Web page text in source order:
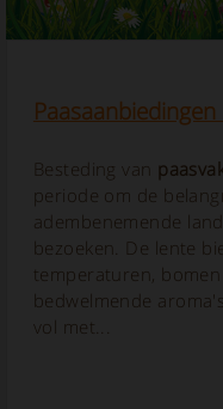
Besteding van
periode om de
adembenemende
bezoeken. De lente
temperaturen,
bedwelmende
vol met...